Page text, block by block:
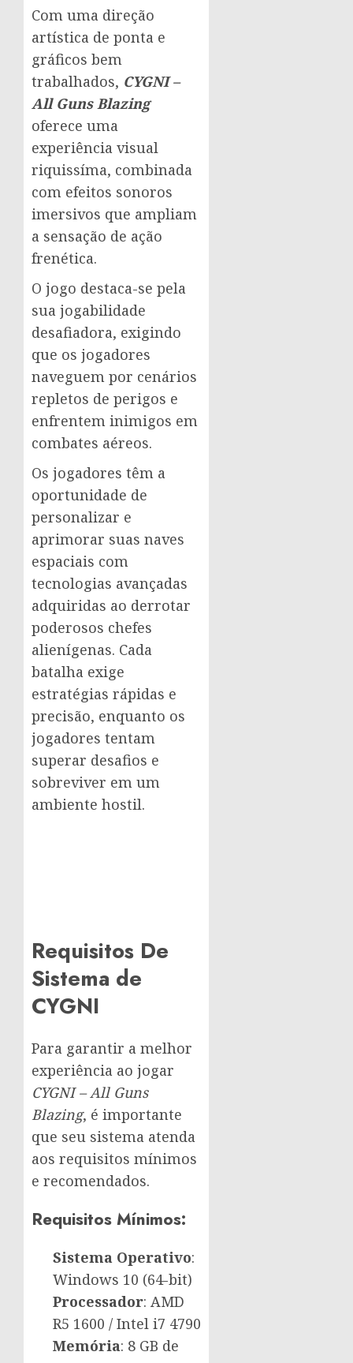
Com uma direção
artística de ponta e
gráficos bem
trabalhados, CYGNI –
All Guns Blazing
oferece uma
experiência visual
riquissíma, combinada
com efeitos sonoros
imersivos que ampliam
a sensação de ação
frenética.
O jogo destaca-se pela
sua jogabilidade
desafiadora, exigindo
que os jogadores
naveguem por cenários
repletos de perigos e
enfrentem inimigos em
combates aéreos.
Os jogadores têm a
oportunidade de
personalizar e
aprimorar suas naves
espaciais com
tecnologias avançadas
adquiridas ao derrotar
poderosos chefes
alienígenas. Cada
batalha exige
estratégias rápidas e
precisão, enquanto os
jogadores tentam
superar desafios e
sobreviver em um
ambiente hostil.
Requisitos De
Sistema de
CYGNI
Para garantir a melhor
experiência ao jogar
CYGNI – All Guns
Blazing, é importante
que seu sistema atenda
aos requisitos mínimos
e recomendados.
Requisitos Mínimos:
Sistema Operativo:
Windows 10 (64-bit)
Processador: AMD
R5 1600 / Intel i7 4790
Memória: 8 GB de